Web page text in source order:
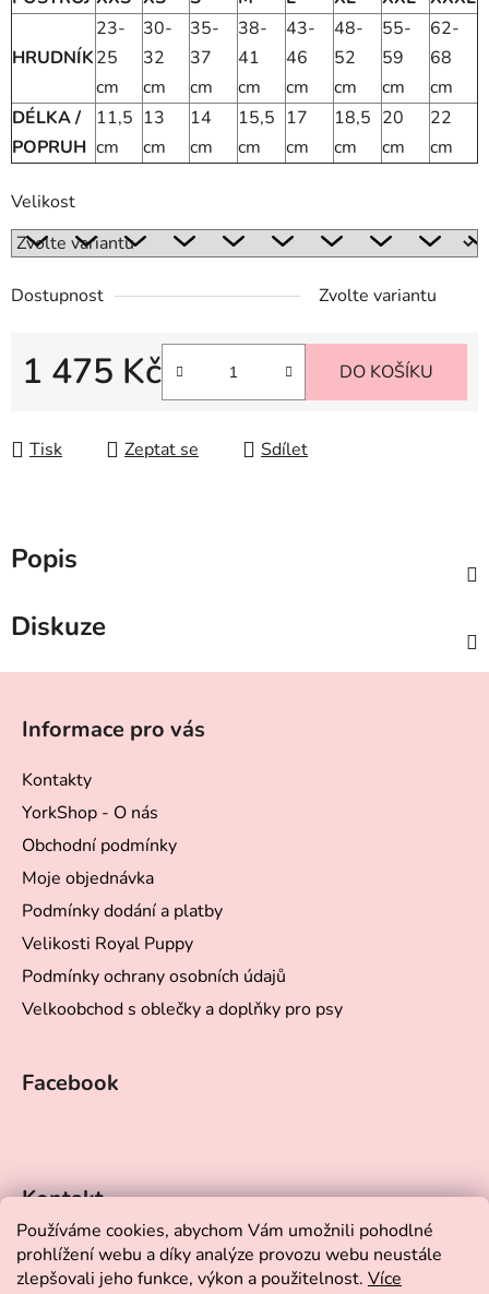
Používáme cookies, abychom Vám umožnili pohodlné
prohlížení webu a díky analýze provozu webu neustále
zlepšovali jeho funkce, výkon a použitelnost. Více
HRUDNÍK
23-
25
cm
30-
32
cm
35-
37
cm
38-
41
cm
43-
46
cm
48-
52
cm
55-
59
cm
62-
68
cm
DÉLKA /
POPRUH
11,5
cm
13
cm
14
cm
15,5
cm
17
cm
18,5
cm
20
cm
22
cm
Velikost
Dostupnost Zvolte variantu
1 475 Kč DO KOŠÍKU
Tisk Zeptat se Sdílet
Popis
Diskuze
Informace pro vás
Kontakty
YorkShop - O nás
Obchodní podmínky
Moje objednávka
Podmínky dodání a platby
Velikosti Royal Puppy
Podmínky ochrany osobních údajů
Velkoobchod s oblečky a doplňky pro psy
Facebook
Kontakt
eshop@ yorkshop.cz